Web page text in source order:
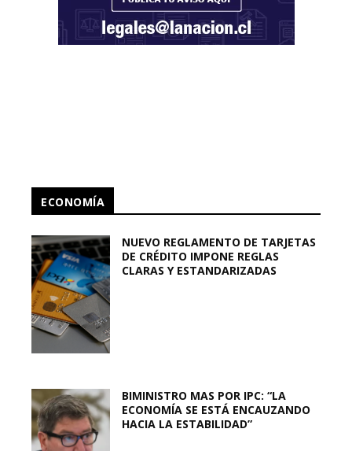
ECONOMÍA
NUEVO REGLAMENTO DE TARJETAS
DE CRÉDITO IMPONE REGLAS
CLARAS Y ESTANDARIZADAS
BIMINISTRO MAS POR IPC: “LA
ECONOMÍA SE ESTÁ ENCAUZANDO
HACIA LA ESTABILIDAD”